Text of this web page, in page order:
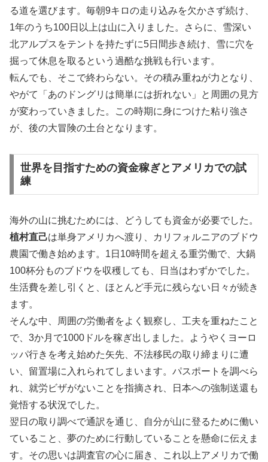
る道を選びます。毎朝9キロの走り込みを欠かさず続け、
1年のうち100日以上は山に入りました。さらに、雪深い
北アルプスをテントを持たずに5日間歩き続け、雪に穴を
掘って休息を取るという過酷な挑戦も行います。
転んでも、そこで終わらない。その積み重ねが力となり、
やがて「あのドングリは簡単には折れない」と周囲の見方
が変わっていきました。この時期に身につけた粘り強さ
が、後の大冒険の土台となります。
世界を目指すための資金稼ぎとアメリカでの試
練
海外の山に挑むためには、どうしても資金が必要でした。
植村直己は単身アメリカへ渡り、カリフォルニアのブドウ
農園で働き始めます。1日10時間を超える重労働で、大鍋
100杯分ものブドウを収穫しても、日当はわずかでした。
生活費を差し引くと、ほとんど手元に残らない日々が続き
ます。
そんな中、周囲の労働者をよく観察し、工夫を重ねたこと
で、3か月で1000ドルを稼ぎ出しました。ようやくヨーロ
ッパ行きを考え始めた矢先、不法移民の取り締まりに遭
い、留置場に入れられてしまいます。パスポートを調べら
れ、就労ビザがないことを指摘され、日本への強制送還も
覚悟する状況でした。
翌日の取り調べで通訳を通じ、自分が山に登るために働い
ていること、夢のために行動していることを懸命に伝えま
す。その思いは調査官の心に届き、これ以上アメリカで働